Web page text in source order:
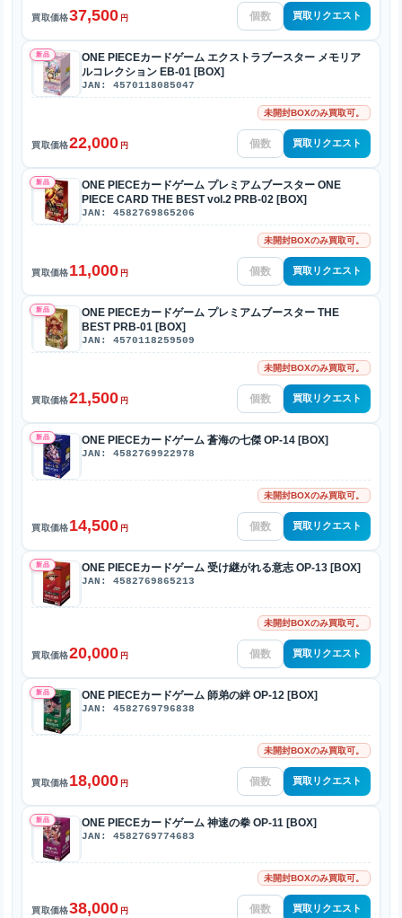
買取価格37,500 円 買取リクエスト
新品
ONE PIECEカードゲーム エクストラブースター メモリア
ルコレクション EB-01 [BOX]
JAN: 4570118085047
未開封BOXのみ買取可。
買取価格22,000 円 買取リクエスト
新品
ONE PIECEカードゲーム プレミアムブースター ONE
PIECE CARD THE BEST vol.2 PRB-02 [BOX]
JAN: 4582769865206
未開封BOXのみ買取可。
買取価格11,000 円 買取リクエスト
新品
ONE PIECEカードゲーム プレミアムブースター THE
BEST PRB-01 [BOX]
JAN: 4570118259509
未開封BOXのみ買取可。
買取価格21,500 円 買取リクエスト
新品 ONE PIECEカードゲーム 蒼海の七傑 OP-14 [BOX]
JAN: 4582769922978
未開封BOXのみ買取可。
買取価格14,500 円 買取リクエスト
新品 ONE PIECEカードゲーム 受け継がれる意志 OP-13 [BOX]
JAN: 4582769865213
未開封BOXのみ買取可。
買取価格20,000 円 買取リクエスト
新品 ONE PIECEカードゲーム 師弟の絆 OP-12 [BOX]
JAN: 4582769796838
未開封BOXのみ買取可。
買取価格18,000 円 買取リクエスト
新品 ONE PIECEカードゲーム 神速の拳 OP-11 [BOX]
JAN: 4582769774683
未開封BOXのみ買取可。
買取価格38,000 円 買取リクエスト